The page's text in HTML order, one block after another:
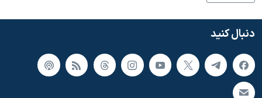
دنبال کنید